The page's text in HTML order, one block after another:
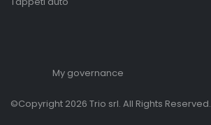
My governance
©Copyright 2026 Trio srl. All Rights Reserved.